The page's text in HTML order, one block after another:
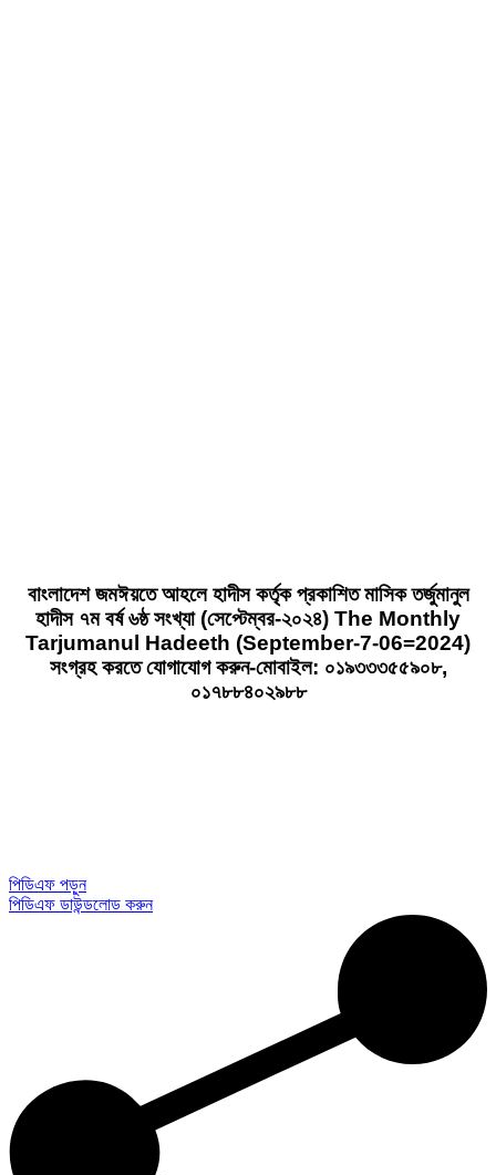
বাংলাদেশ জমঈয়তে আহলে হাদীস কর্তৃক প্রকাশিত মাসিক তর্জুমানুল
হাদীস ৭ম বর্ষ ৬ষ্ঠ সংখ্যা (সেপ্টেম্বর-২০২৪) The Monthly
Tarjumanul Hadeeth (September-7-06=2024)
সংগ্রহ করতে যোগাযোগ করুন-মোবাইল: ০১৯৩৩৩৫৫৯০৮,
০১৭৮৮৪০২৯৮৮
পিডিএফ পড়ুন
পিডিএফ ডাউন্ডলোড করুন